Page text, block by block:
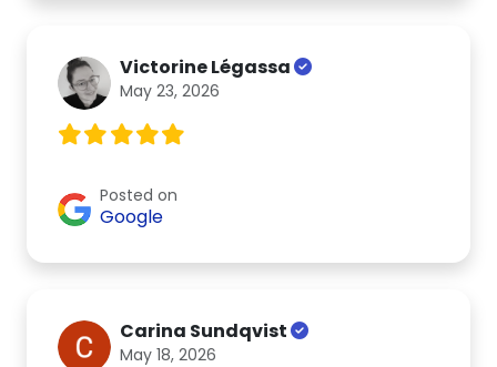
Victorine Légassa
May 23, 2026
Posted on
Google
Carina Sundqvist
May 18, 2026